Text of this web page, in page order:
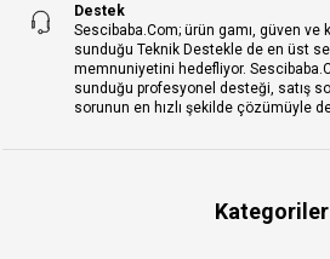
Destek
Sescibaba.Com; ürün gamı, güven ve
sunduğu Teknik Destekle de en üst
memnuniyetini hedefliyor.
sunduğu profesyonel desteği, satış
sorunun en hızlı şekilde çözümüyle
Kategoriler